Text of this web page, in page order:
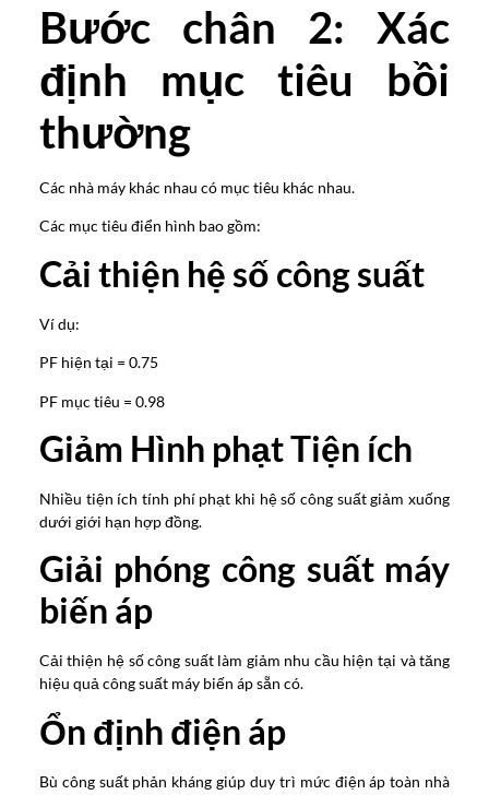
Bước chân 2: Xác
định mục tiêu bồi
thường
Các nhà máy khác nhau có mục tiêu khác nhau.
Các mục tiêu điển hình bao gồm:
Cải thiện hệ số công suất
Ví dụ:
PF hiện tại = 0.75
PF mục tiêu = 0.98
Giảm Hình phạt Tiện ích
Nhiều tiện ích tính phí phạt khi hệ số công suất giảm xuống
dưới giới hạn hợp đồng.
Giải phóng công suất máy
biến áp
Cải thiện hệ số công suất làm giảm nhu cầu hiện tại và tăng
hiệu quả công suất máy biến áp sẵn có.
Ổn định điện áp
Bù công suất phản kháng giúp duy trì mức điện áp toàn nhà